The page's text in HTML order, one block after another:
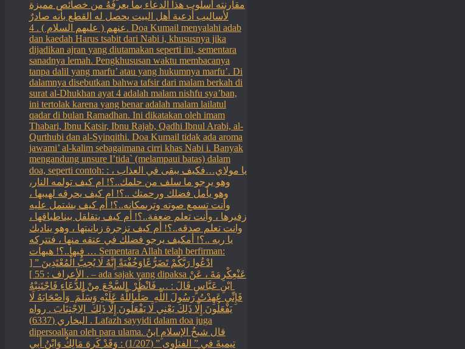
مقارنته أسلوب هذا الدعاء بما يعرفُهُ من خصائص مميزة
لأساليب أدعية أهل البيت يحصل له القطع بأنه صادرٌ
عنهم ( عليهم السلام ) . 4. Doa Kumail menyalahi adab
dan kaedah Harus tsabit dari Nabi i, khususnya jika
dijadikan ajran yang diutamakan seperti ini, sementara
sanadnya lemah. Pengkhususan waktu membacanya
tanpa dalil yang marfu’ atau yang hukumnya marfu’. Di
dalamnya disebutkan bahwa tafsir dari malam berkah di
surat al-Dhukhan ayat 4 adalah malam nishfu sya’ban,
ini tertolak karena yang benar adalah malam lailatul
qadar di bulan Ramadhan. Ini dikatakan oleh imam
Thabari, Ibnu Katsir, Ibnu Rajab, Qadhi Ibnul Arabi, al-
Qurthubi dan al-Syinqithi. Doa Kumail tidak ada aroma
jawami’ al-kalim sebagaimana cirri khas Nabi i. Banyak
mengandung unsure I’tida` (melampaui batas) dalam
doa, seperti contoh: : يا مولاي…فكيف يبقى في العذاب ،
وهو يرجو ما سلف من حلمك..؟! ام كيف تولمه النار،
وهو يأمل فضلك ورحمتك ..؟! ام كيف يحرقه لهيبها ،
وأنت تسمع صوته وترىمكانه..؟! أم كيف بشتمل عليه
زفيرها ، وأنت تعلم ضعفة..؟! أم كيف يتقلقل بيناطباقها ،
وانت تعلم صدقه..؟! أم كيف تزجرة زبانيتها ، وهو يناديك
يا ربه ..؟! أمكيف يرجو فضلك في عتقه منها ، فتتركه
فيها..؟! هيهات … Sementara Allah telah berfirman:
ادْعُوا رَبَّكُمْ تَضَرُّعًاوَخُفْيَةً إِنَّهُ لَا يُحِبُّ الْمُعْتَدِينَ ” [
الأعراف : 55 ] . – ada sajak yang dipaksa ‏عَنْ‏‏عِكْرِمَةَ ‏، ‏عَنْ
‏ ‏ابْنِ عَبَّاسٍ ‏‏قَالَ : … فَانْظُرْ ‏‏ السَّجْعَ ‏‏مِنْ الدُّعَاءِ فَاجْتَنِبْهُ
فَإِنِّي عَهِدْتُ رَسُولَ اللَّهِ ‏ ‏صَلَّىاللَّهُ عَلَيْهِ وَسَلَّمَ ‏ ‏وَأَصْحَابَهُ لَا
يَفْعَلُونَ إِلَّا ذَلِكَ ‏‏يَعْنِي لَا يَفْعَلُونَ إِلَّا ذَلِكَ ‏ ‏الِاجْتِنَابَ . رواه
البخاري (6337) . Lafazh sayyidi dalam doa juga
dipersoalkan oleh para ulama. قال شيخُ الإسلامِ ابنُ
تيميةَ في ” الفتاوى ” (1/207) : وَقَدْ كَرِهَ مَالِكٌ وَابْنُ أَبِي